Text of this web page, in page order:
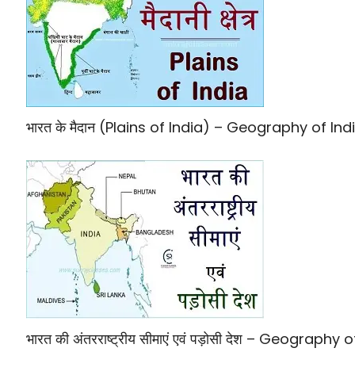
भारत के मैदान (Plains of India) – Geography of
भारत की अंतरराष्ट्रीय सीमाएं एवं पड़ोसी देश – Geography